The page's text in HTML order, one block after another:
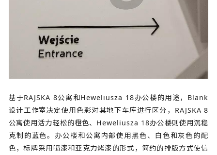
基于RAJSKA 8公寓和Heweliusza 18办公楼的用途，Blank
设计工作室决定使用色彩对其地下车库进行区分，RAJSKA 8
公寓使用活力轻松的橙色、Heweliusza 18办公楼则使用沉稳
克制的蓝色。办公楼和公寓内部使用黑色、白色和灰色的配
色，标牌采用喷漆和亚克力烤漆的形式，简约的排版方式使信